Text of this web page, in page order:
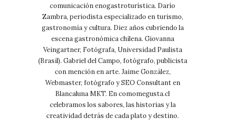
comunicación enogastroturística. Darío
Zambra, periodista especializado en turismo,
gastronomía y cultura. Diez años cubriendo la
escena gastronómica chilena. Giovanna
Veingartner, Fotógrafa, Universidad Paulista
(Brasil). Gabriel del Campo, fotógrafo, publicista
con mención en arte. Jaime González,
Webmaster, fotógrafo y SEO Consultant en
Blancaluna MKT. En comomegusta.cl
celebramos los sabores, las historias y la
creatividad detrás de cada plato y destino.